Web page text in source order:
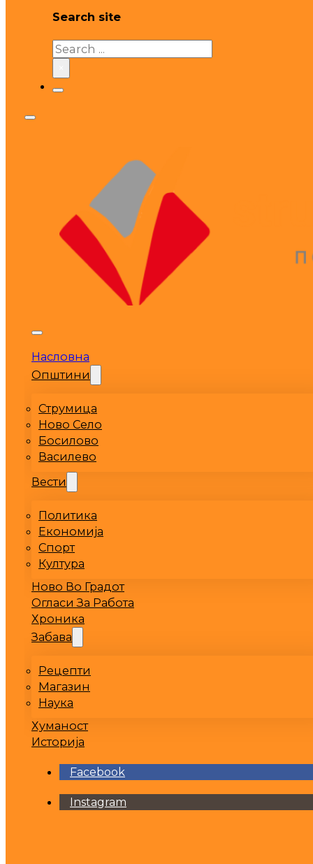
Search site
Search
Насловна
Општини
Струмица
Ново Село
Босилово
Василево
Вести
Политика
Економија
Спорт
Култура
Ново Во Градот
Огласи За Работа
Хроника
Забава
Рецепти
Магазин
Наука
Хуманост
Историја
Facebook
Instagram